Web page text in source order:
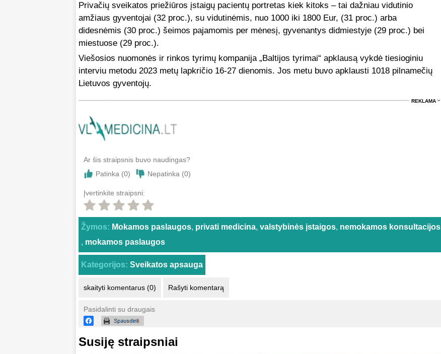
Privačių sveikatos priežiūros įstaigų pacientų portretas kiek kitoks – tai dažniau vidutinio
amžiaus gyventojai (32 proc.), su vidutinėmis, nuo 1000 iki 1800 Eur, (31 proc.) arba
didesnėmis (30 proc.) šeimos pajamomis per mėnesį, gyvenantys didmiestyje (29 proc.) bei
miestuose (29 proc.).
Viešosios nuomonės ir rinkos tyrimų kompanija „Baltijos tyrimai“ apklausą vykdė tiesioginiu
interviu metodu 2023 metų lapkričio 16-27 dienomis. Jos metu buvo apklausti 1018 pilnamečių
Lietuvos gyventojų.
REKLAMA
Ar šis straipsnis buvo naudingas?
Patinka (0) Nepatinka (0)
Įvertinkite straipsni:
Žymos: Mokamos paslaugos, privati medicina, valstybinės įstaigos, nemokamos konsultacijos
, mokamos paslaugos
Kategorijos: Sveikatos apsauga
skaityti komentarus (0) Rašyti komentarą
Pasidalinti su draugais
Susiję straipsniai